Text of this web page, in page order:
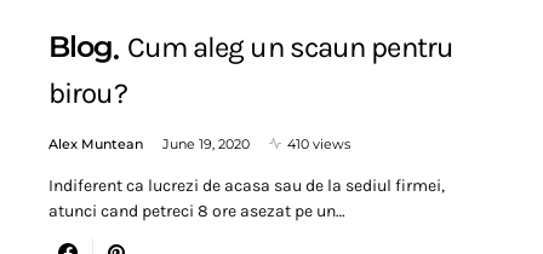
Blog Cum aleg un scaun pentru
birou?
Alex Muntean June 19, 2020 410 views
Indiferent ca lucrezi de acasa sau de la sediul firmei,
atunci cand petreci 8 ore asezat pe un…